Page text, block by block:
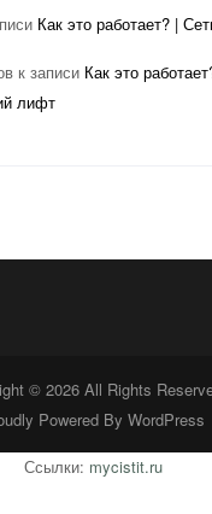
Как это работает? |
к записи Как это
лифт
© 2026 All Rights
Powered By WordPress
Ссылки: mycistit.ru